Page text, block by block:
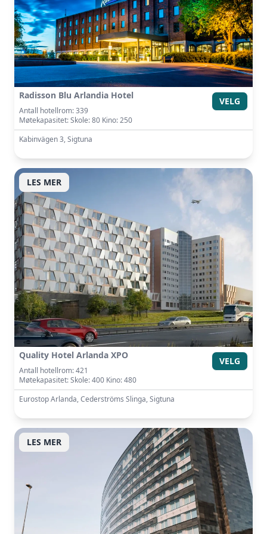
Radisson Blu Arlandia Hotel
Antall hotellrom: 339
Møtekapasitet: Skole: 80 Kino: 250
Kabinvägen 3, Sigtuna
VELG
LES MER
Quality Hotel Arlanda XPO
Antall hotellrom: 421
Møtekapasitet: Skole: 400 Kino: 480
Eurostop Arlanda, Cederströms Slinga, Sigtuna
VELG
LES MER